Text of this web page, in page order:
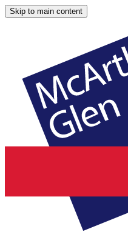
Skip to main content